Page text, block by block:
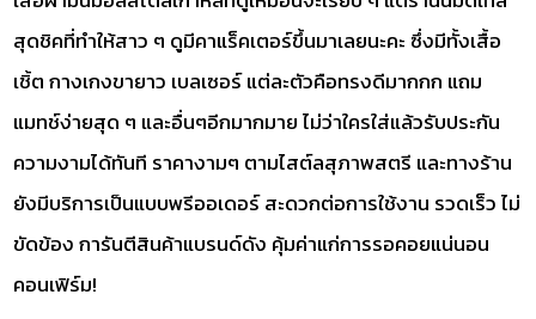
สุดชิคที่ทำให้สาว ๆ ดูมีคาแร็คเตอร์ขึ้นมาเลยนะคะ ซึ่งมีทั้งเสื้อ
เชิ้ต กางเกงขายาว เบลเซอร์ แต่ละตัวคือทรงดีมากกก แถม
แมทช์ง่ายสุด ๆ และอื่นๆอีกมากมาย ไม่ว่าใครใส่แล้วรับประกัน
ความงามได้ทันที ราคางามๆ ตามไสต์ลสุภาพสตรี และทางร้าน
ยังมีบริการเป็นแบบพรีออเดอร์ สะดวกต่อการใช้งาน รวดเร็ว ไม่
ขัดข้อง การันตีสินค้าแบรนด์ดัง คุ้มค่าแก่การรอคอยแน่นอน
คอนเฟิร์ม!